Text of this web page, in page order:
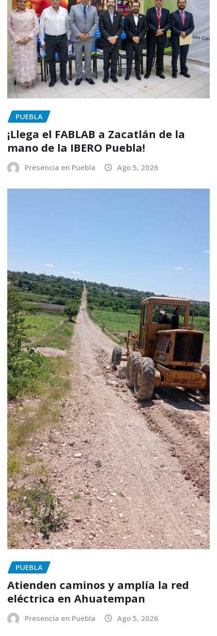
PUEBLA
¡Llega el FABLAB a Zacatlán de la
mano de la IBERO Puebla!
Presencia en Puebla Ago 5, 2026
PUEBLA
Atienden caminos y amplía la red
eléctrica en Ahuatempan
Presencia en Puebla Ago 5, 2026